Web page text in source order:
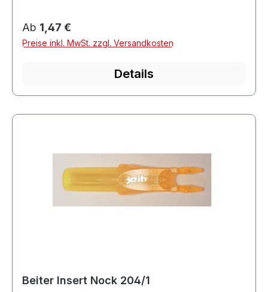
shafts from brands such as Black Eagle, GoldTip
and Victory. Groove Size1Grain Weight9.5
grainsProfileAsymmetricCompatibilityfor most
Regulärer Preis:
Ab 1,47 €
Preise inkl. MwSt. zzgl. Versandkosten
Details
Beiter Insert Nock 204/1